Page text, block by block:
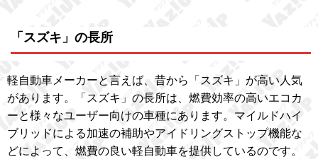
「スズキ」の長所
軽自動車メーカーと言えば、昔から「スズキ」が高い人気
があります。「スズキ」の長所は、燃費効率の高いエコカ
ーと様々なユーザー向けの車種にあります。マイルドハイ
ブリッドによる加速の補助やアイドリングストップ機能な
どによって、燃費の良い軽自動車を提供しているのです。